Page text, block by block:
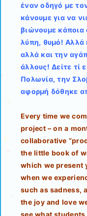
έναν οδηγό με
κάνουμε για να
βιώνουμε κάποια
λύπη, θυμό! Αλλά
αλλά και την
άλλους! Δείτε τί
Πολωνία, την
αφορμή δόθηκε
Every time we
project – on a
collaborative
the little book of
which we present
when we
such as sadness,
the joy and love
see what students